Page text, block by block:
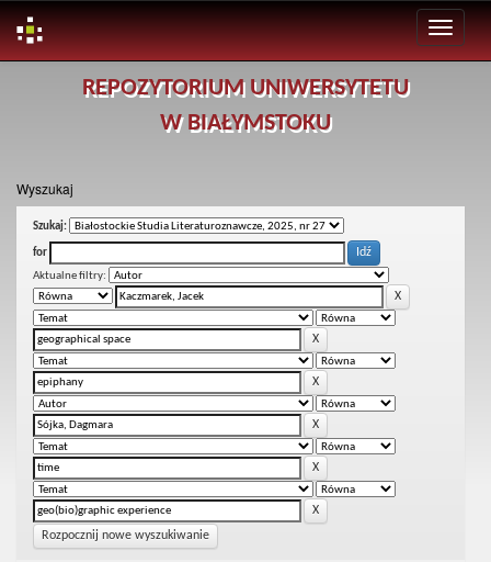
REPOZYTORIUM UNIWERSYTETU
W BIAŁYMSTOKU
Wyszukaj
Szukaj:
for
Aktualne filtry:
Rozpocznij nowe wyszukiwanie